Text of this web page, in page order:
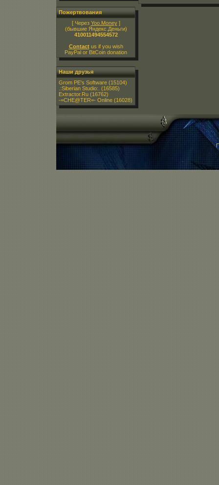
Пожертвования
[ Через Yoo.Money]
(бывшие Яндекс.Деньги)
410011494554572
Contactus if you wish
PayPal or BitCoin donation
Наши друзья
Grom PE's Software (15104)
.:Siberian Studio:. (16585)
Extractor.Ru (16762)
-=CHE@TER=- Online (16028)